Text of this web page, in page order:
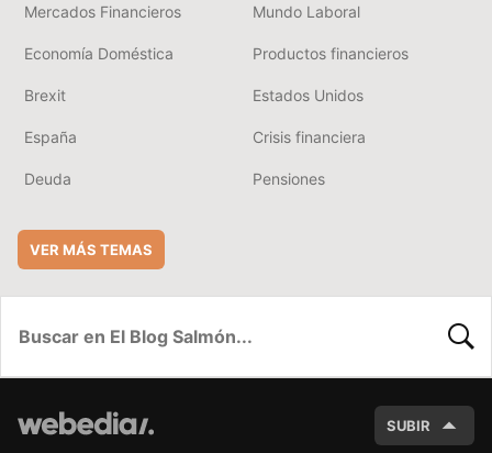
Mercados Financieros Mundo Laboral
Economía Doméstica Productos financieros
Brexit Estados Unidos
España Crisis financiera
Deuda Pensiones
VER MÁS TEMAS
SUBIR